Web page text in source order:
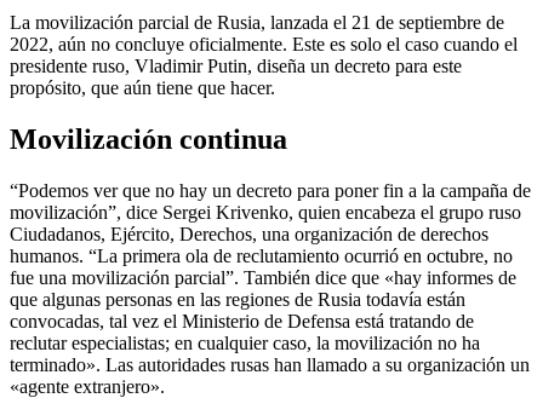
La movilización parcial de Rusia, lanzada el 21 de septiembre de
2022, aún no concluye oficialmente. Este es solo el caso cuando el
presidente ruso, Vladimir Putin, diseña un decreto para este
propósito, que aún tiene que hacer.
Movilización continua
“Podemos ver que no hay un decreto para poner fin a la campaña de
movilización”, dice Sergei Krivenko, quien encabeza el grupo ruso
Ciudadanos, Ejército, Derechos, una organización de derechos
humanos. “La primera ola de reclutamiento ocurrió en octubre, no
fue una movilización parcial”. También dice que «hay informes de
que algunas personas en las regiones de Rusia todavía están
convocadas, tal vez el Ministerio de Defensa está tratando de
reclutar especialistas; en cualquier caso, la movilización no ha
terminado». Las autoridades rusas han llamado a su organización un
«agente extranjero».